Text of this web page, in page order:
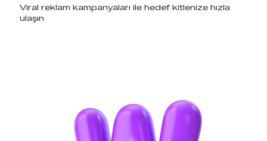
Viral reklam kampanyaları ile hedef kitlenize hızla
ulaşın